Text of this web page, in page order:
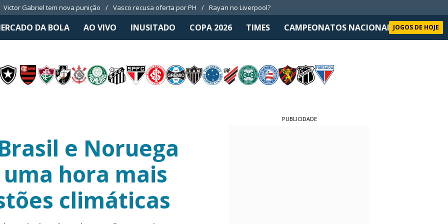
Victor Gabriel tem nova punição Vasco recusa oferta por PH Rayan no Liverpool?
DA BOLA AO VIVO INUSITADO COPA 2026 TIMES CAMPEONATOS NACIONAIS SELEÇÃO
JOGOS DE HOJE
e Noruega
hora mais
climáticas
PUBLICIDADE